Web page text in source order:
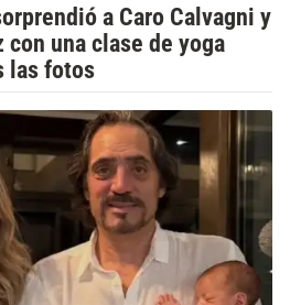
a Caro Calvagni y
una clase de yoga
las fotos